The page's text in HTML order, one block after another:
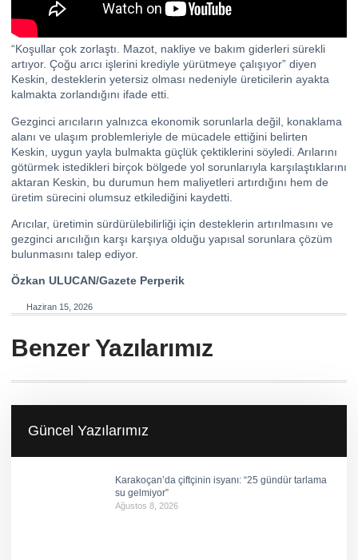
“Koşullar çok zorlaştı. Mazot, nakliye ve bakım giderleri sürekli
artıyor. Çoğu arıcı işlerini krediyle yürütmeye çalışıyor” diyen
Keskin, desteklerin yetersiz olması nedeniyle üreticilerin ayakta
kalmakta zorlandığını ifade etti.
Gezginci arıcıların yalnızca ekonomik sorunlarla değil, konaklama
alanı ve ulaşım problemleriyle de mücadele ettiğini belirten
Keskin, uygun yayla bulmakta güçlük çektiklerini söyledi. Arılarını
götürmek istedikleri birçok bölgede yol sorunlarıyla karşılaştıklarını
aktaran Keskin, bu durumun hem maliyetleri artırdığını hem de
üretim sürecini olumsuz etkilediğini kaydetti.
Arıcılar, üretimin sürdürülebilirliği için desteklerin artırılmasını ve
gezginci arıcılığın karşı karşıya olduğu yapısal sorunlara çözüm
bulunmasını talep ediyor.
Özkan ULUCAN/Gazete Perperik
Haziran 15, 2026
Benzer Yazılarımız
Güncel Yazılarımız
Karakoçan’da çiftçinin isyanı: “25 gündür tarlama
su gelmiyor”
Ağustos 8, 2026